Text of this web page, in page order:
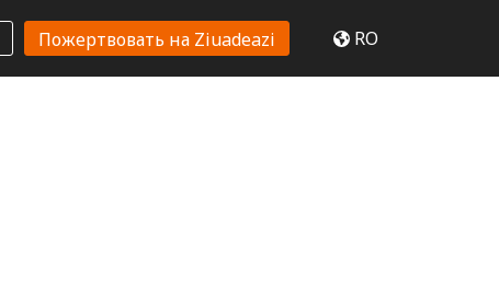
Пожертвовать на Ziuadeazi RO